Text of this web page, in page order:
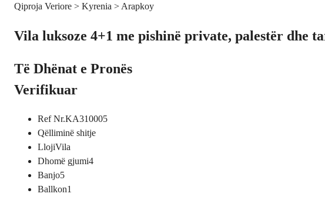
Qiproja Veriore > Kyrenia > Arapkoy
Vila luksoze 4+1 me pishinë private, palestër dhe
Të Dhënat e Pronës
Verifikuar
Ref Nr.KA310005
Qëlliminë shitje
LlojiVila
Dhomë gjumi4
Banjo5
Ballkon1